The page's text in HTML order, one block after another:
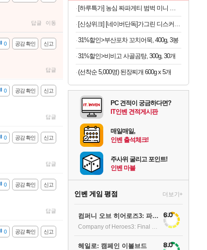
답글 이동
신고
공감 확인
0
답글
신고
공감 확인
0
답글
신고
공감 확인
0
답글
신고
공감 확인
0
답글
신고
공감 확인
0
[하루특가] 농심 짜파게티 범벅 미니 컵라면 70g, 12개
[신상위크] [네이버단독]가그린 디스커버리세트 100ml 5종 + 1종 추가 증정 구강청결제 휴대용가글
31%할인>부산포차 꼬치어묵, 400g, 3봉
31%할인>비비고 사골곰탕, 300g, 30개
(선착순 5,000명) 된장찌개 600g x 5개
PC 견적이 궁금하다면?
IT인벤 견적게시판
매일매일,
인벤 출석체크!
주사위 굴리고 포인트!
인벤 마블
인벤 게임 평점 더보기+
컴퍼니 오브 히어로즈3: 파이널 스탠드 6.0
헤일로: 캠페인 이볼브드 8.0